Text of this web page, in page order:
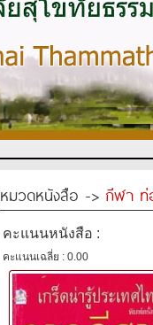
หมวดหนังสือ -> กีฬา ท่
คะแนนหนังสือ :
คะแนนเฉลี่ย : 0.00